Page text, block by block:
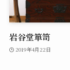
岩谷堂箪笥
2019年4月22日